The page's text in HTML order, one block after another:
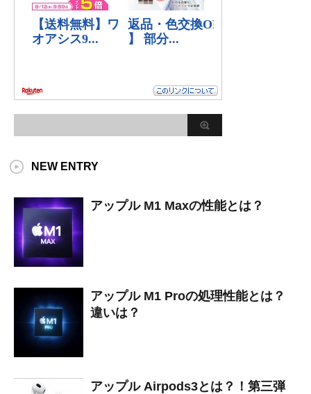
NEW ENTRY
アップル M1 Maxの性能とは？
アップル M1 Proの処理性能とは？
違いは？
アップル Airpods3とは？！第三弾